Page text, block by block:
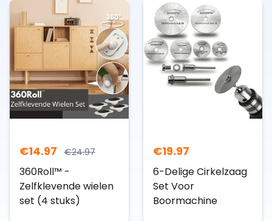
€14.97 €24.97
360Roll™ -
Zelfklevende wielen
set (4 stuks)
€19.97
6-Delige Cirkelzaag
Set Voor
Boormachine